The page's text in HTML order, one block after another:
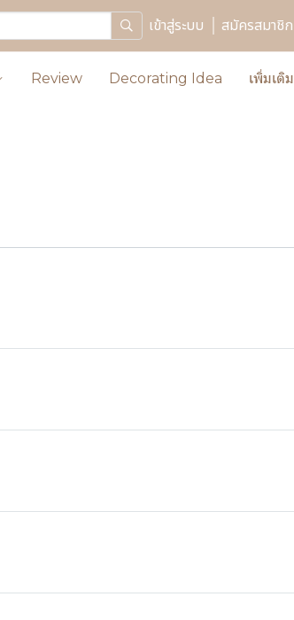
เข้าสู่ระบบ สมัครสมาชิก
Review Decorating Idea เพิ่มเติม